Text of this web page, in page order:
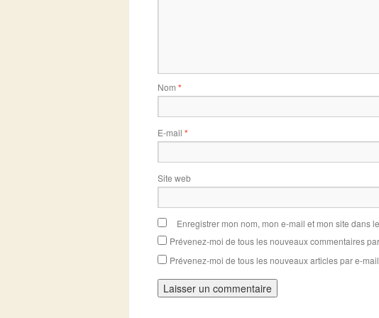
Nom *
E-mail *
Site web
Enregistrer mon nom, mon e-mail et mon site dans
Prévenez-moi de tous les nouveaux commentaires
Prévenez-moi de tous les nouveaux articles par e-